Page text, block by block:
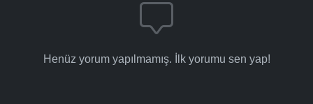
Henüz yorum yapılmamış. İlk yorumu sen yap!